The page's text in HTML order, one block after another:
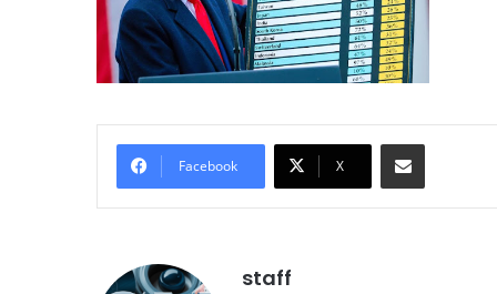
Facebook X
Compartir por correo
staff